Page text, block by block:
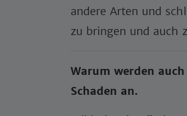
andere Arten und
zu bringen und auch
Warum werden
Schaden an.